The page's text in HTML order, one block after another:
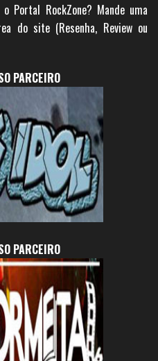
Portal RockZone? Mande uma
do site (Resenha, Review ou
PARCEIRO
PARCEIRO